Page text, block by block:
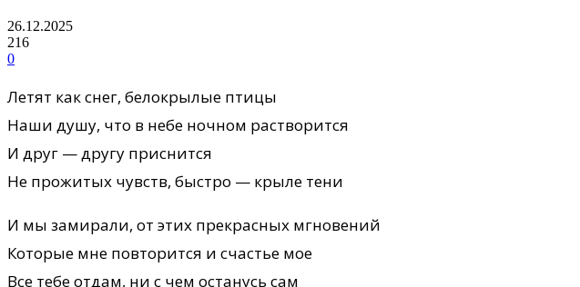
26.12.2025
216
0
Летят как снег, белокрылые птицы
Наши душу, что в небе ночном растворится
И друг — другу приснится
Не прожитых чувств, быстро — крыле тени
И мы замирали, от этих прекрасных мгновений
Которые мне повторится и счастье мое
Все тебе отдам, ни с чем останусь сам